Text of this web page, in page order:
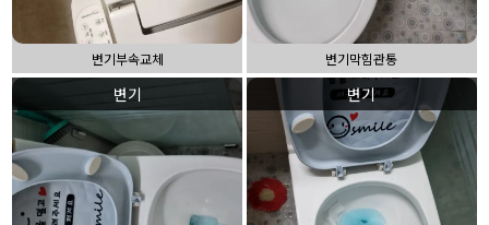
변기부속교체 변기막힘관통
변기 변기